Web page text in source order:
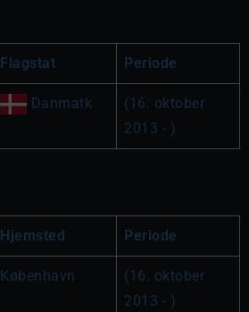
Flagstat Periode
Danmatk
(16. oktober
2013 - )
Hjemsted Periode
København
(16. oktober
2013 - )